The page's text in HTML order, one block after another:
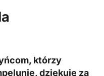
którzy
dziękuję za